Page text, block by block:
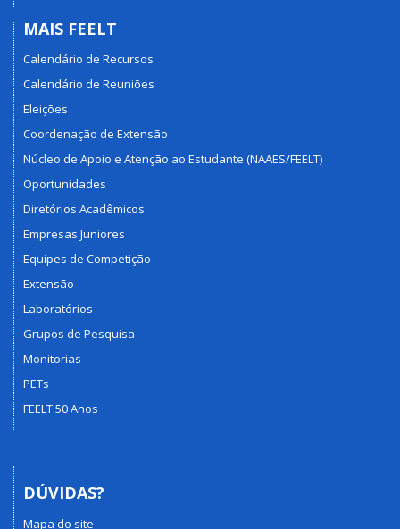
MAIS FEELT
Calendário de Recursos
Calendário de Reuniões
Eleições
Coordenação de Extensão
Núcleo de Apoio e Atenção ao Estudante (NAAES/FEELT)
Oportunidades
Diretórios Acadêmicos
Empresas Juniores
Equipes de Competição
Extensão
Laboratórios
Grupos de Pesquisa
Monitorias
PETs
FEELT 50 Anos
DÚVIDAS?
Mapa do site